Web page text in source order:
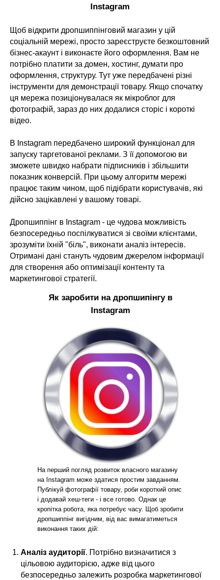
Instagram
Щоб відкрити дропшиппінговий магазин у цій
соціальній мережі, просто зареєструєте безкоштовний
бізнес-акаунт і виконаєте його оформлення. Вам не
потрібно платити за домен, хостинг, думати про
оформлення, структуру. Тут уже передбачені різні
інструменти для демонстрації товару. Якщо спочатку
ця мережа позиціонувалася як мікроблог для
фотографій, зараз до них додалися сторіс і короткі
відео.
В Instagram передбачено широкий функціонал для
запуску таргетованої реклами. З її допомогою ви
зможете швидко набрати підписників і збільшити
показник конверсій. При цьому алгоритм мережі
працює таким чином, щоб підібрати користувачів, які
дійсно зацікавлені у вашому товарі.
Дропшиппінг в Instagram - це чудова можливість
безпосередньо поспілкуватися зі своїми клієнтами,
зрозуміти їхній "біль", виконати аналіз інтересів.
Отримані дані стануть чудовим джерелом інформації
для створення або оптимізації контенту та
маркетингової стратегії.
Як заробити на дропшипінгу в
Instagram
На перший погляд розвиток власного магазину
на Instagram може здатися простим завданням.
Публікуй фотографії товару, роби короткий опис
і додавай хеш-теги - і все готово. Однак це
кропітка робота, яка потребує часу. Щоб зробити
дропшиппінг вигідним, від вас вимагатиметься
виконання таких дій:
Аналіз аудиторії. Потрібно визначитися з
цільовою аудиторією, адже від цього
безпосередньо залежить розробка маркетингової